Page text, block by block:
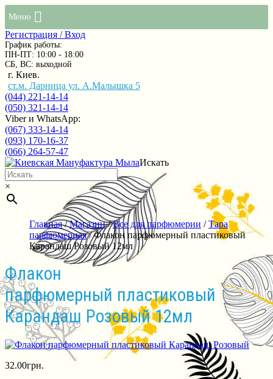
Меню
Регистрация / Вход
График работы:
ПН-ПТ: 10:00 - 18:00
СБ, ВС: выходной
г. Киев.
ст.м. Дарница ул. А.Малышка 5
(044) 221-14-14
(050) 321-14-14
Viber и WhatsApp:
(067) 333-14-14
(093) 170-16-37
(066) 264-57-47
Искать
×
Главная/Магазин/Все для парфюмерии /Тара
парфюмерная/ Флакон парфюмерный пластиковый
Карандаш Розовый 12мл
Флакон
парфюмерный пластиковый
Карандаш Розовый 12мл
32.00грн.